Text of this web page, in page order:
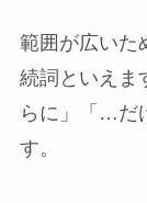
範囲が広いた
続詞といえま
らに」「…だ
す。